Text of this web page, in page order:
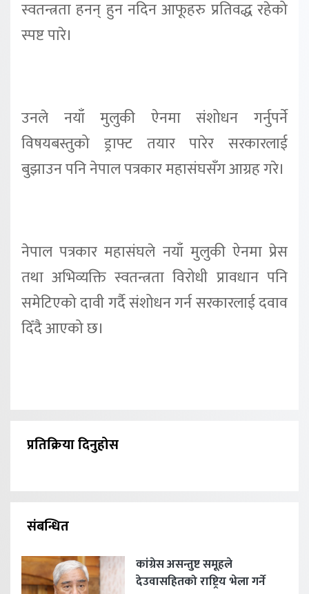
स्वतन्त्रता हनन् हुन नदिन आफूहरु प्रतिवद्ध रहेको
स्पष्ट पारे।
उनले नयाँ मुलुकी ऐनमा संशोधन गर्नुपर्ने
विषयबस्तुको ड्राफ्ट तयार पारेर सरकारलाई
बुझाउन पनि नेपाल पत्रकार महासंघसँग आग्रह गरे।
नेपाल पत्रकार महासंघले नयाँ मुलुकी ऐनमा प्रेस
तथा अभिव्यक्ति स्वतन्त्रता विरोधी प्रावधान पनि
समेटिएको दावी गर्दै संशोधन गर्न सरकारलाई दवाव
दिँदै आएको छ।
प्रतिक्रिया दिनुहोस
संबन्धित
कांग्रेस असन्तुष्ट समूहले
देउवासहितको राष्ट्रिय भेला गर्ने